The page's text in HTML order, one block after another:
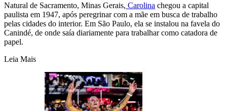
Natural de Sacramento, Minas Gerais, Carolina chegou a capital
paulista em 1947, após peregrinar com a mãe em busca de trabalho
pelas cidades do interior. Em São Paulo, ela se instalou na favela do
Canindé, de onde saía diariamente para trabalhar como catadora de
papel.
Leia Mais